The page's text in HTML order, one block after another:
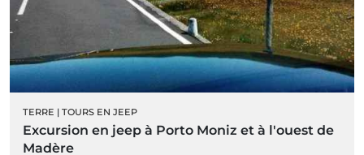
TERRE | TOURS EN JEEP
Excursion en jeep à Porto Moniz et à l'ouest de
Madère